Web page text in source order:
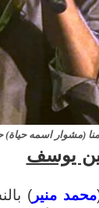
(مشوار اسمه حياة)
يوسف
محمد منير )